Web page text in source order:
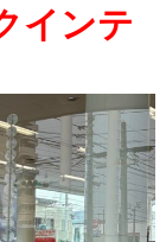
インテ